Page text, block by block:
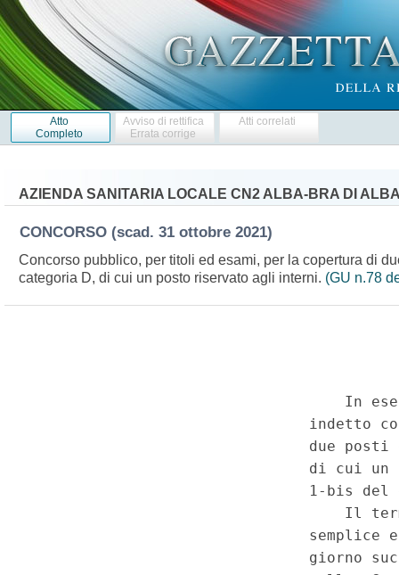
Atto
Completo
Avviso di rettifica
Errata corrige
Atti correlati
AZIENDA SANITARIA LOCALE CN2 ALBA-BRA DI
CONCORSO (scad. 31 ottobre 2021)
Concorso pubblico, per titoli ed esami, per la copertura di
categoria D, di cui un posto riservato agli interni. (GU n.78